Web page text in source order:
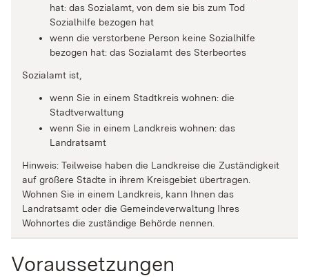
hat: das Sozialamt, von dem sie bis zum Tod
Sozialhilfe bezogen hat
wenn die verstorbene Person keine Sozialhilfe
bezogen hat: das Sozialamt des Sterbeortes
Sozialamt ist,
wenn Sie in einem Stadtkreis wohnen: die
Stadtverwaltung
wenn Sie in einem Landkreis wohnen: das
Landratsamt
Hinweis: Teilweise haben die Landkreise die Zuständigkeit
auf größere Städte in ihrem Kreisgebiet übertragen.
Wohnen Sie in einem Landkreis, kann Ihnen das
Landratsamt oder die Gemeindeverwaltung Ihres
Wohnortes die zuständige Behörde nennen.
Voraussetzungen